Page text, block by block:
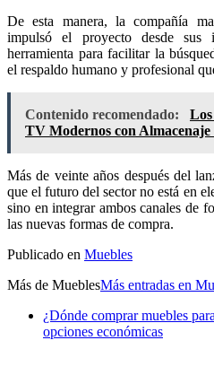
De esta manera, la compañía
impulsó el proyecto desde sus
herramienta para facilitar la
el respaldo humano y profesional
Contenido recomendado:
TV Modernos con Almacenaje
Más de veinte años después del
que el futuro del sector no está en
sino en integrar ambos canales de
las nuevas formas de compra.
Publicado en Muebles
Más de MueblesMás entradas en
¿Dónde comprar muebles
opciones económicas